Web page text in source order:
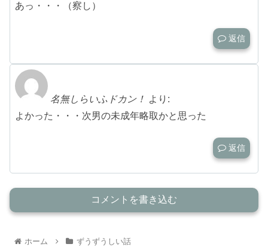
あっ・・・（察し）
返信
名無しらいふドカン！ より:
よかった・・・次男の未成年略取かと思った
返信
コメントを書き込む
ホーム ずうずうしい話